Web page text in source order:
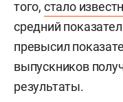
того, стало
средний
превысил
выпускников
результаты.